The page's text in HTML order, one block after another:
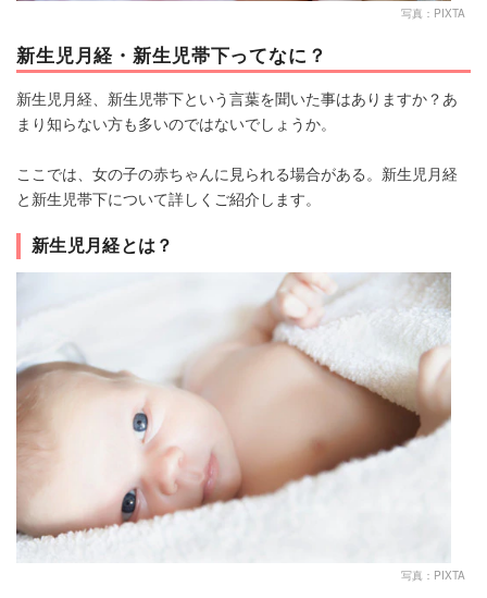
写真：PIXTA
新生児月経・新生児帯下ってなに？
新生児月経、新生児帯下という言葉を聞いた事はありますか？あ
まり知らない方も多いのではないでしょうか。
ここでは、女の子の赤ちゃんに見られる場合がある。新生児月経
と新生児帯下について詳しくご紹介します。
新生児月経とは？
写真：PIXTA